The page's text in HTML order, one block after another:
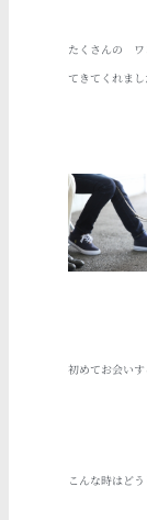
たくさんの ワ
てきてくれまし
初めてお会い
こんな時はど